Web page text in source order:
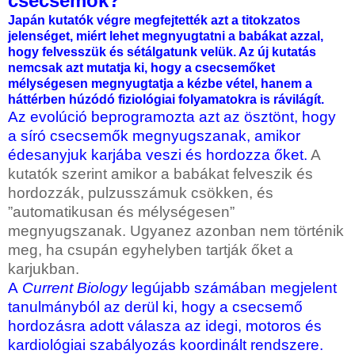
Japán kutatók végre megfejtették azt a titokzatos
jelenséget, miért lehet megnyugtatni a babákat azzal,
hogy felvesszük és sétálgatunk velük. Az új kutatás
nemcsak azt mutatja ki, hogy a csecsemőket
mélységesen megnyugtatja a kézbe vétel, hanem a
háttérben húzódó fiziológiai folyamatokra is rávilágít.
Az evolúció beprogramozta azt az ösztönt, hogy
a síró csecsemők megnyugszanak, amikor
édesanyjuk karjába veszi és hordozza őket. A
kutatók szerint amikor a babákat felveszik és
hordozzák, pulzusszámuk csökken, és
”automatikusan és mélységesen”
megnyugszanak. Ugyanez azonban nem történik
meg, ha csupán egyhelyben tartják őket a
karjukban.
A Current Biology legújabb számában megjelent
tanulmányból az derül ki, hogy a csecsemő
hordozásra adott válasza az idegi, motoros és
kardiológiai szabályozás koordinált rendszere.